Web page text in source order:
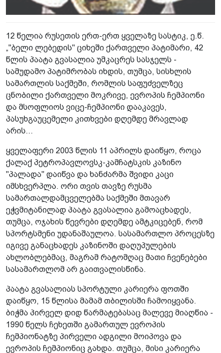
12 წელია რუსეთის ერთ-ერთ ყველაზე სასტიკ, ე.წ.
„"ბელი ლებედის" ციხეში ქართველი პატიმარი, 42
წლის პაატა გვასალია უმკაცრეს სასჯელს -
სამუდამო პატიმრობას იხდის, თუმცა, სისხლის
სამართლის საქმეში, რომლის საფუძველზეც
ცნობილი ქართველი მოკრივე, ევროპის ჩემპიონი
და მსოფლიოს ვიცე-ჩემპიონი დააკავეს,
პასუხგაუცემელი კითხვები დღემდე მრავლად
არის...
ყველაფერი 2003 წლის 11 აპრილს დაიწყო, როცა
ქალაქ პეტროპავლოვსკ-კამჩატსკის კაზინო
"პალადა" დაიწვა და ხანძარმა შვიდი კაცი
იმსხვერპლა. ორი თვის თავზე რუსმა
სამართალდამცველებმა საქმეში მთავარ
ეჭვმიტანილად პაატა გვასალია გამოაცხადეს,
თუმცა, ოჯახის წევრები დღემდე ამტკიცებენ, რომ
სპორტსმენი უდანაშაულოა. სასამართლო პროცესზე
იგივე განაცხადეს კაზინოში დაღუპულების
ახლობლებმაც, მაგრამ რატომღაც მათი ჩვენებები
სასამართლომ არ გაითვალისწინა.
პაატა გვასალიას სპორტული კარიერა ფოთში
დაიწყო, 15 წლისა მამამ თბილისში ჩამოიყვანა.
ბიჭმა პირველ დიდ წარმატებასაც მალევე მიაღწია -
1990 წელს ჩეხეთში გამართულ ევროპის
ჩემპიონატზე პირველი ადგილი მოიპოვა და
ევროპის ჩემპიონიც გახდა. თუმცა, მისი კარიერა